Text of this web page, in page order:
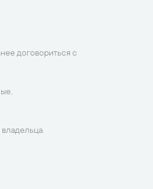
договориться с